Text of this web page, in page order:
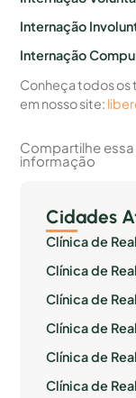
Internação
Internação
Conheça todos
em nosso site:
Compartilhe essa
informação
Cidades
Clínica de
Clínica de
Clínica de
Clínica de
Clínica de
Clínica de